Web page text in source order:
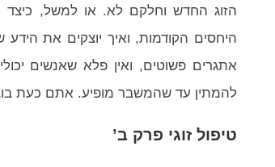
הזוג החדש וחלקם לא. או למשל,
היחסים הקודמות, ואיך יוצקים את
אתגרים פשוטים, ואין פלא שאנשים
להמתין עד שהמשבר מופיע. אתם כעת
טיפול זוגי פרק ב’